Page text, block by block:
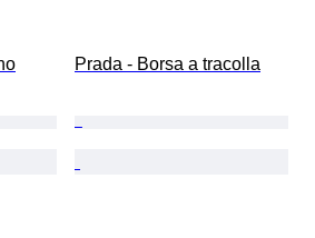
Prada - Borsa a tracolla